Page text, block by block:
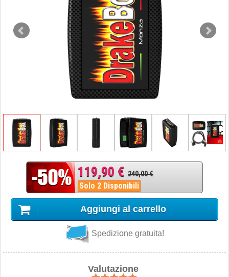
119,90 € 240,00 €
Solo 2 Disponibili
Aggiungi al carrello
Spedizione gratuita!
Valutazione